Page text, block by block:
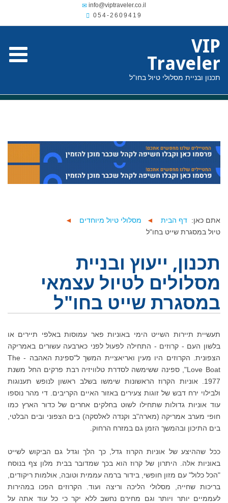
054-2609419
VIP
Traveler
תכנון ובניית מסלולי טיול בחו"ל
אתם כאן: דף הבית ◄ מסלולי טיול מיוחדים
◄
טיול במסגרת שייט בחו"ל
תכנון, ייעוץ ובניית
מסלולים לטיול עצמאי
במסגרת שייט בחו"ל
תעשיית תיירות השייט הימי באוניות פאר עמוסות באלפי תיירים או
בלשון העם - קרוזים - התחילה לפעול לפני כארבעה עשורים באמריקה
הצפונית. הקרוזים היו מעין ואריאציית המשך ל"ספינת האהבה - The
Love Boat", ספינה ששימשה לסדרת טלוויזיה רבת פרקים החל משנת
1977. אוניות הקרוז הראשונות שימשו בשלב ראשון לנופש תענוגות
ולבילוי ירח דבש של זוגות צעירים באזור האיים הקריבים. די מהר נוספו
עוד אוניות גדולות שתחילו לשוט בחלקים אחרים של כדור הארץ כמו
חופי מערב אמריקה (מארה"ב וקנדה לאלסקה) בים הצפוני ובים הבלטי,
בים התיכון ובהמשך הזמן גם במזרח הרחוק.
ככל שההיצע של אוניות הקרוז גדל, כך הלך וגדל גם הביקוש לשייט
באוניות אלה. היתרון של קרוז הוא בכך שמדובר בבית מלון צף בנוסח
"הכל כלול" עם מזון חופשי, בידור ברמה עממית וטובה, אולמות ריקודים,
בריכות שחייה, מסלולי הליכה וריצה ועוד. הקרוזים הפכו במהירות
לעממיים יותר ויותר וגם מחירם נחשב ללא יקר כי כל עוד אתה על